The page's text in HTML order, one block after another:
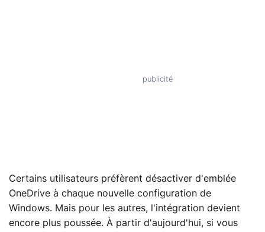
Certains utilisateurs préfèrent désactiver d'emblée
OneDrive à chaque nouvelle configuration de
Windows. Mais pour les autres, l'intégration devient
encore plus poussée. À partir d'aujourd'hui, si vous